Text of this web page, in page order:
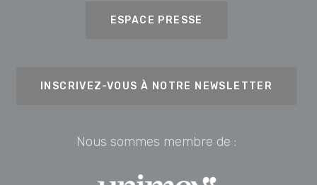
ESPACE PRESSE
INSCRIVEZ-VOUS À NOTRE NEWSLETTER
Nous sommes membre de :